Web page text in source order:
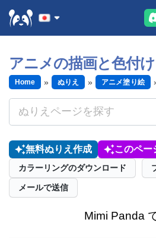
アニメの描画と色付け
Home ぬりえ アニメ塗り絵
無料ぬりえ作成 このペー
カラーリングのダウンロード
メールで送信
Mimi Panda